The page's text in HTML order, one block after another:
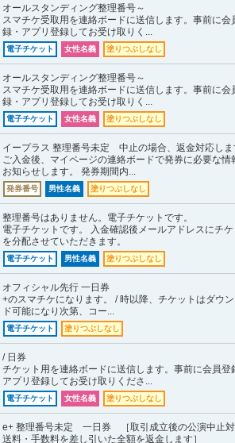
オールスタンディング整理番号～
スマチケ受取用を連絡ボードに送信します。事前に会
録・アプリ登録してお受け取りく...
電子チケット 女性名義 塗りつぶしなし
オールスタンディング整理番号～
スマチケ受取用を連絡ボードに送信します。事前に会
録・アプリ登録してお受け取りく...
電子チケット 女性名義 塗りつぶしなし
イープラス 整理番号未定 中止の場合、返金対応しま
ご入金後、マイページの連絡ボードで発券に必要な情
お知らせします。 発券期間内...
発券番号 男性名義 塗りつぶしなし
整理番号はありません。電子チケットです。
電子チケットです。 入金確認後メールアドレスにチケ
を分配させていただきます。
電子チケット 男性名義 塗りつぶしなし
オフィシャル先行 一日券
+のスマチケになります。 / 時以降、チケットはダウ
ド可能になり次第、コー...
電子チケット 塗りつぶしなし
/ 日券
チケット用を連絡ボードに送信します。事前に会員登
アプリ登録してお受け取りくださ...
電子チケット 女性名義 塗りつぶしなし
e+ 整理番号未定 一日券 ［取引成立後の公演中止対
送料・手数料を差し引いた全額を返金します］